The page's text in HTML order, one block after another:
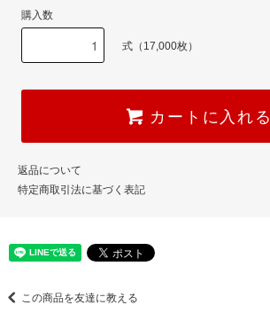
購入数
式（17,000枚）
カートに入れる
返品について
特定商取引法に基づく表記
この商品を友達に教える